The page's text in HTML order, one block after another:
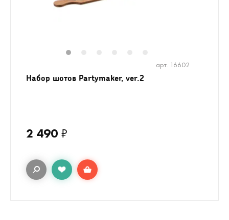
арт. 16602
Набор шотов Partymaker, ver.2
2 490 ₽